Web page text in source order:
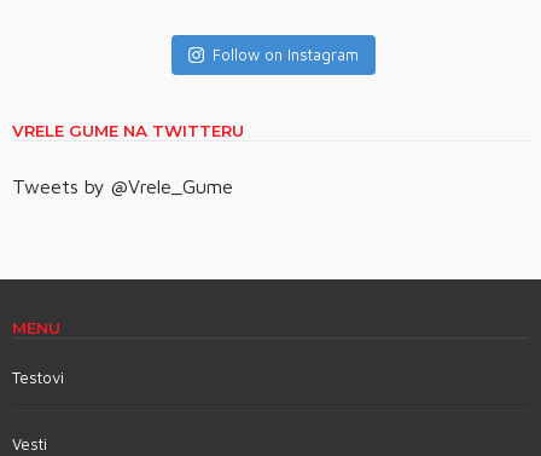
Follow on Instagram
VRELE GUME NA TWITTERU
Tweets by @Vrele_Gume
MENU
Testovi
Vesti